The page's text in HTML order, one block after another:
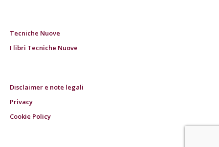
Tecniche Nuove
I libri Tecniche Nuove
Disclaimer e note legali
Privacy
Cookie Policy